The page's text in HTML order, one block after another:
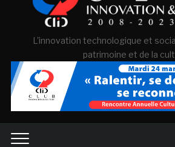
L'innovation technologique et
patrimoine et de la